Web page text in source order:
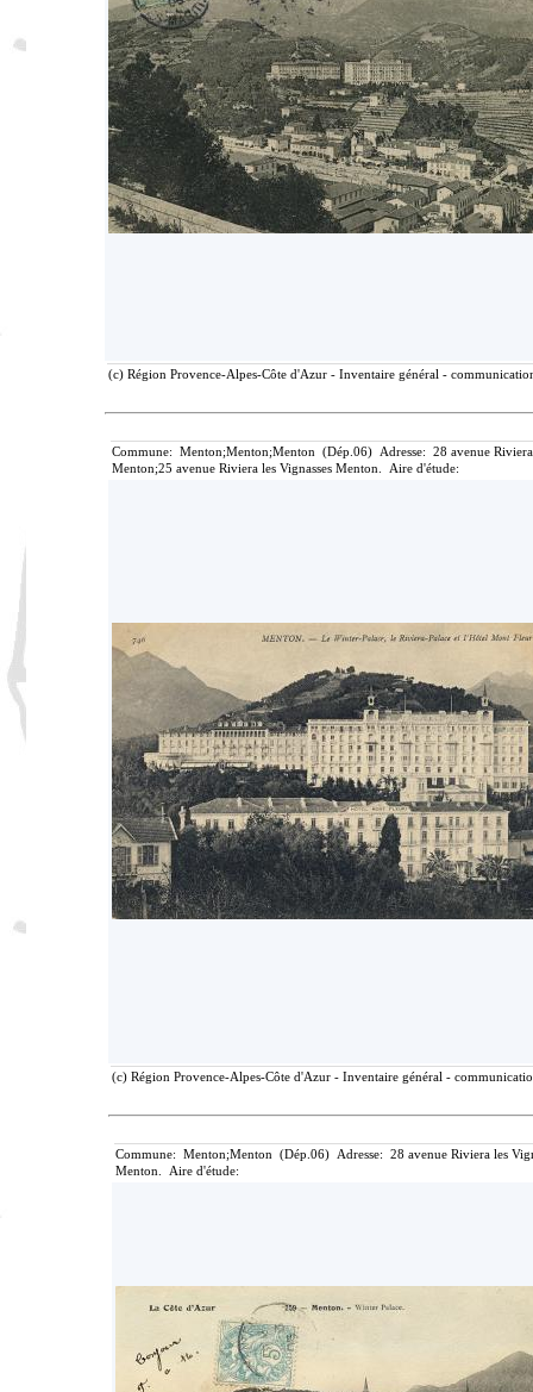
(c) Région Provence-Alpes-Côte d'Azur - Inventaire général -
Commune: Menton;Menton;Menton (Dép.06) Adresse: 28 avenue Riviera
Menton;25 avenue Riviera les Vignasses Menton. Aire d'étude:
(c) Région Provence-Alpes-Côte d'Azur - Inventaire général -
Commune: Menton;Menton (Dép.06) Adresse: 28 avenue Riviera les
Menton. Aire d'étude: